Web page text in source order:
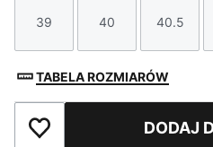
Rozmiar
39
Rozmiar
40 40.5
TABELA ROZMIARÓW
Dodaj do ulubionych
DODAJ